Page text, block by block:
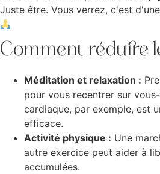
Juste être. Vous verrez, c'est
Comment réduire
Méditation et relaxation :
pour vous recentrer sur
cardiaque, par exemple, est
efficace.
Activité physique : Une
autre exercice peut aider à
accumulées.